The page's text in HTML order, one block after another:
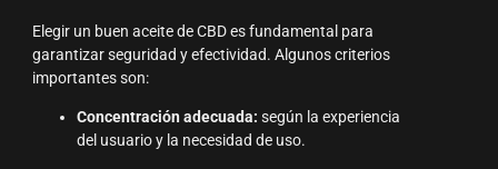
Elegir un buen aceite de CBD es fundamental para
garantizar seguridad y efectividad. Algunos criterios
importantes son:
Concentración adecuada: según la experiencia
del usuario y la necesidad de uso.